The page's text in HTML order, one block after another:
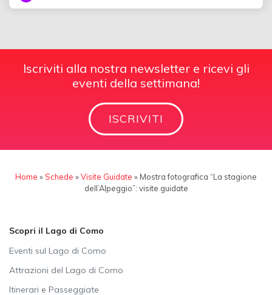
Iscriviti alla nostra newsletter e ricevi gli
eventi della settimana!
ISCRIVITI
Home »Schede »Visite Guidate » Mostra fotografica “La stagione
dell’Alpeggio”: visite guidate
Scopri il Lago di Como
Eventi sul Lago di Como
Attrazioni del Lago di Como
Itinerari e Passeggiate